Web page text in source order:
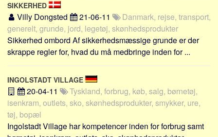
Personer
Steder
Kilder
Om
Forhistorien
Redigering
Tekstannoncer
Bannere
SIKKERHED
Villy Dongsted 21-06-11
Danmark, rejse, transport,
generelt, grunde, jord, legetøj, skønhedsprodukter
Sikkerhed ombord Af sikkerhedsmæssige grunde er der
skrappe regler for, hvad du må medbringe inden for ...
INGOLSTADT VILLAGE
20-04-11
Tyskland, forbrug, køb, salg, børnetøj,
isenkram, outlets, sko, skønhedsprodukter, smykker, ure,
tøj, bopæl
Ingolstadt Village har kompetencer inden for forbrug samt